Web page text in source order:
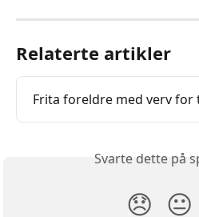
Relaterte artikler
Frita foreldre med verv
Svarte dette på
😞 😐